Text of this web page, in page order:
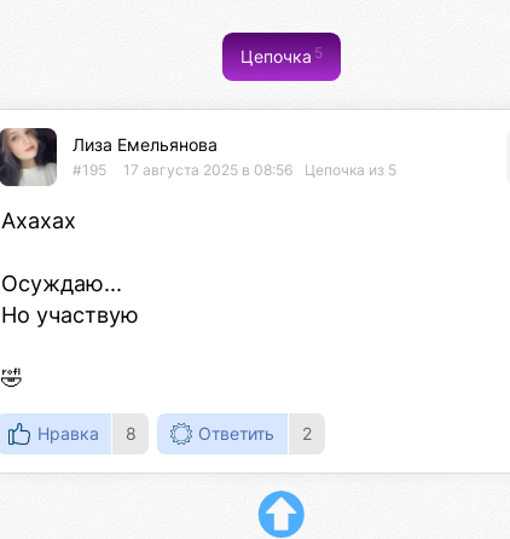
Цепочка5
Лиза Емельянова
#195 17 августа 2025 в 08:56 Цепочка из 5
Ахахах
Осуждаю...
Но участвую
🤣
Нравка 8 Ответить 2